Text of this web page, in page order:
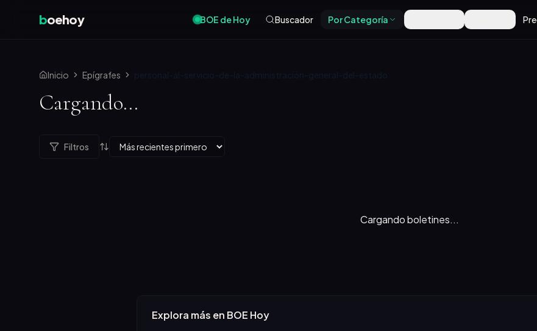
boehoy BOE de Hoy Buscador Por Categoría
Inicio Epígrafes personal-al-servicio-de-la-administración-general-del-estado
Cargando...
Filtros
Cargando boletines...
Explora más en BOE Hoy